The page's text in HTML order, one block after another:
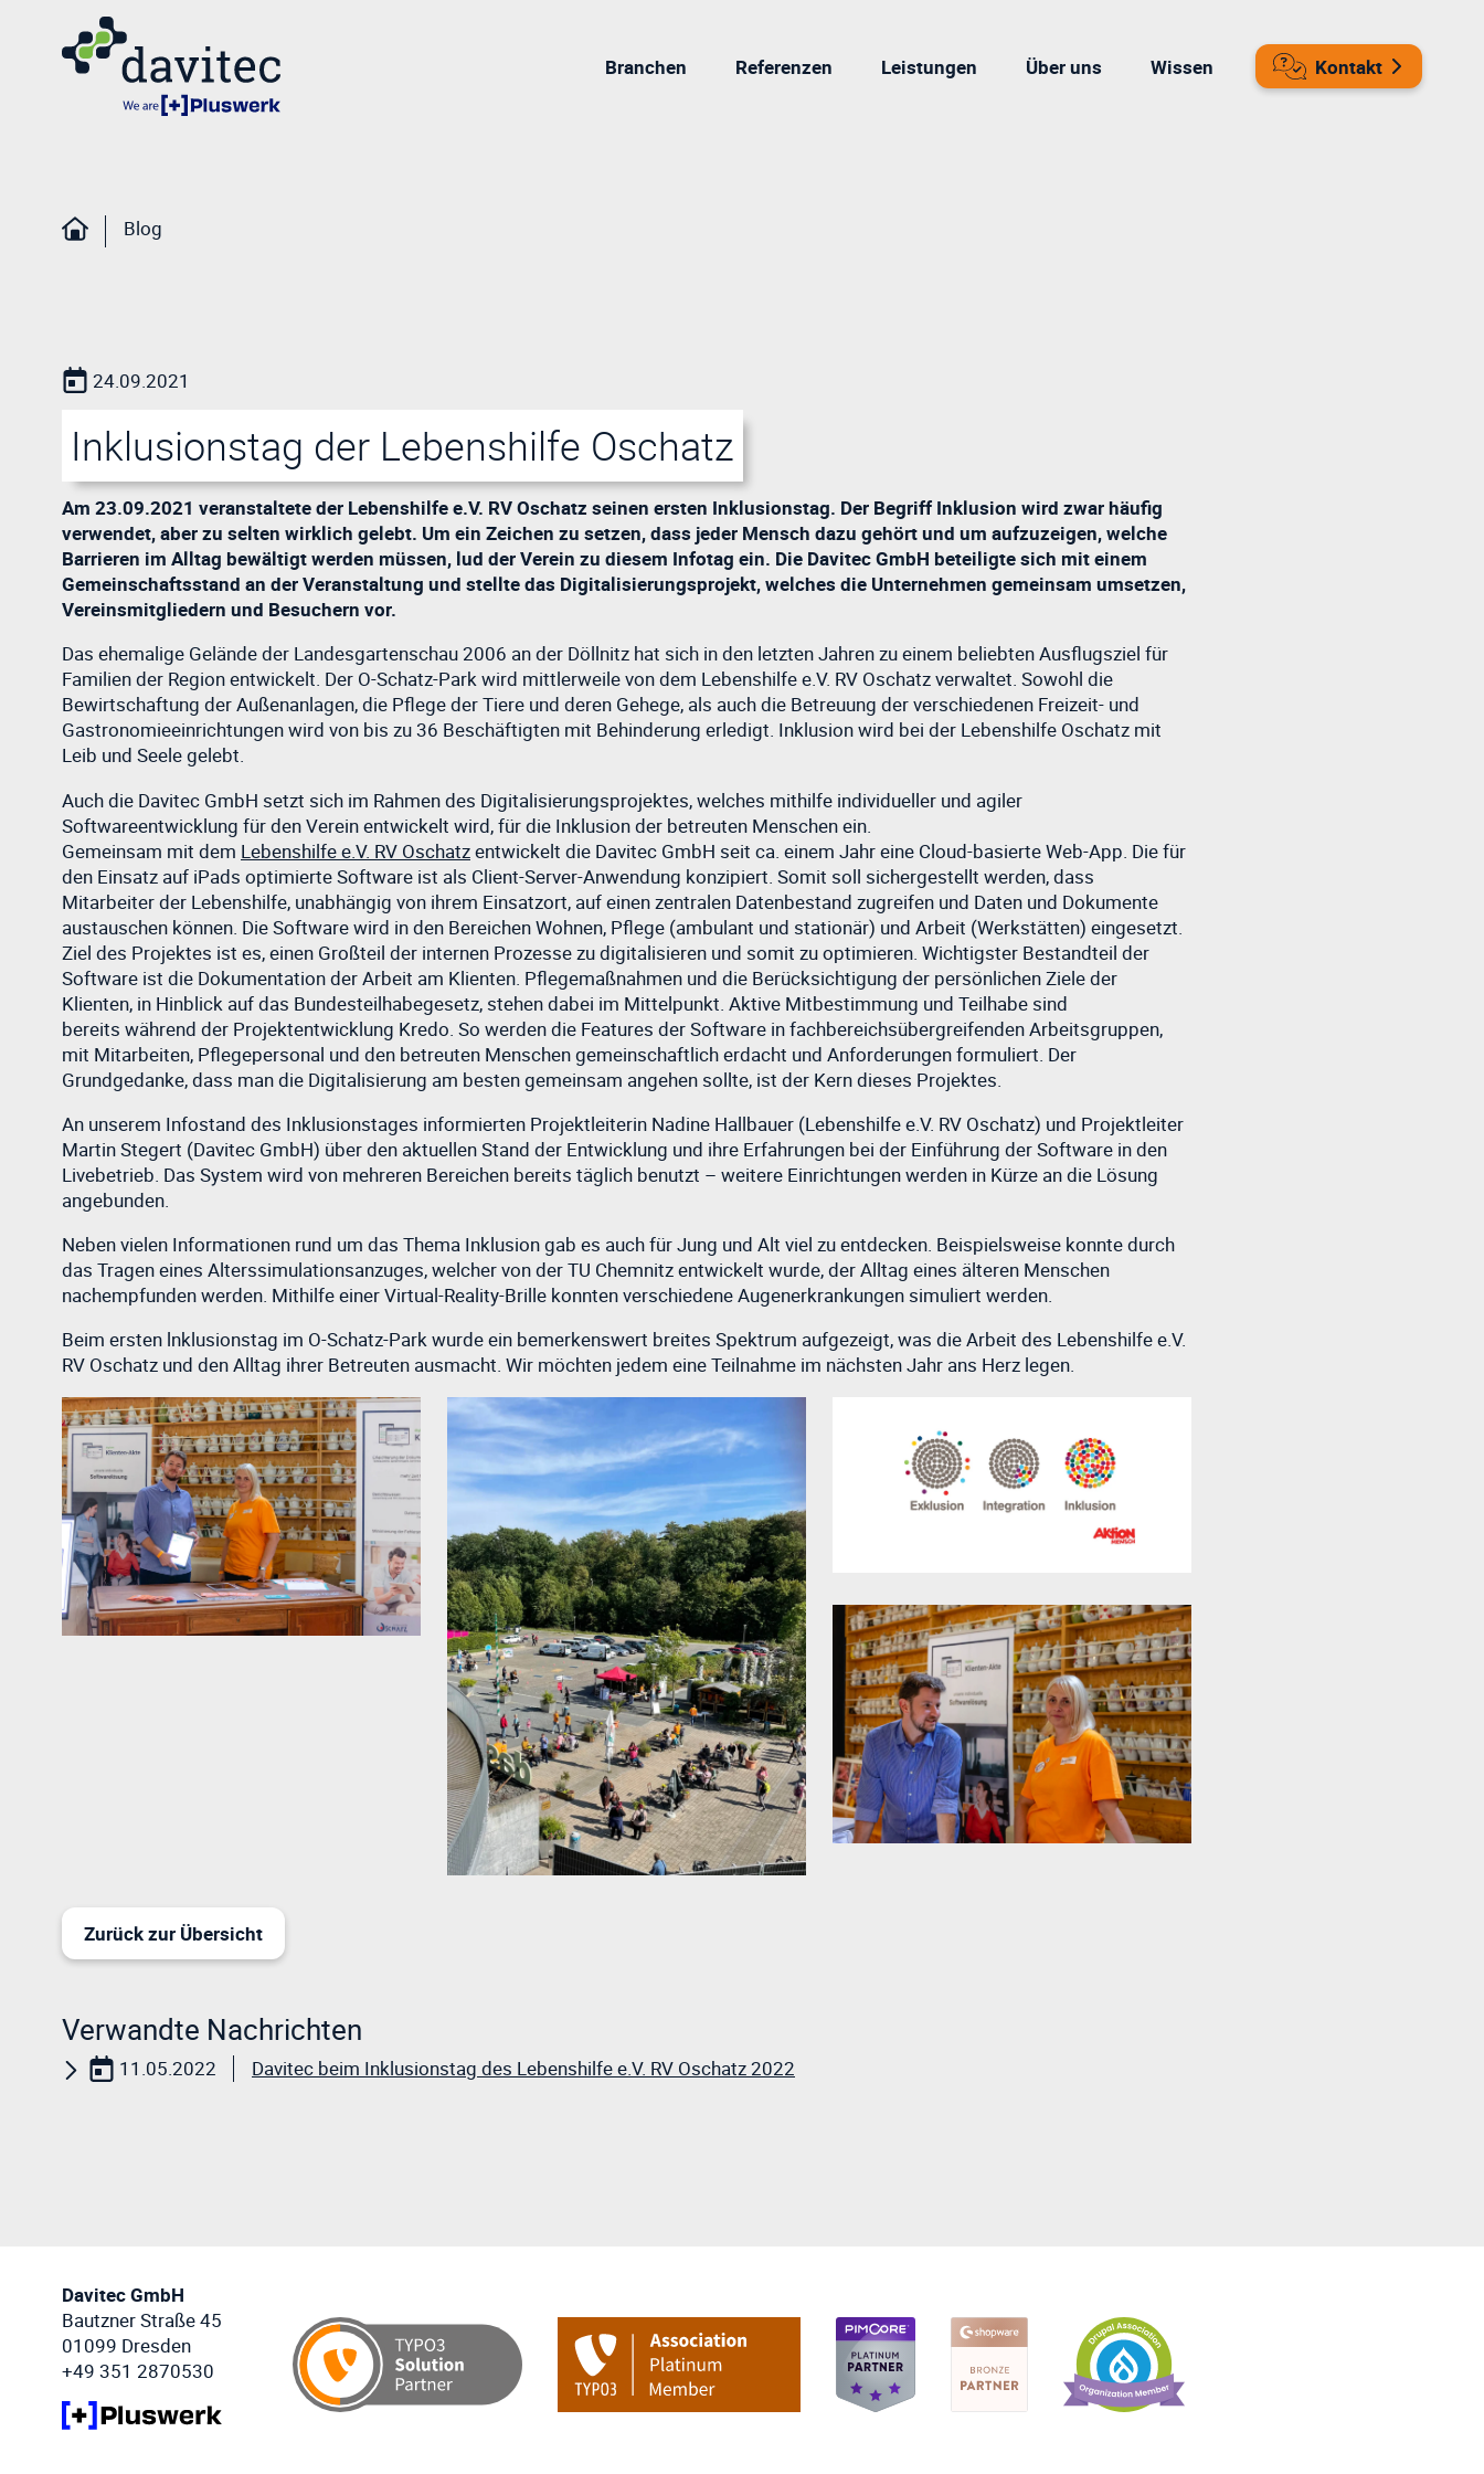
Branchen Referenzen Leistungen Über uns Wissen Kontakt
Blog
24.09.2021
Inklusionstag der Lebenshilfe Oschatz
Am 23.09.2021 veranstaltete der Lebenshilfe e.V. RV Oschatz seinen ersten Inklusionstag. Der Begriff Inklusion wird zwar häufig
verwendet, aber zu selten wirklich gelebt. Um ein Zeichen zu setzen, dass jeder Mensch dazu gehört und um aufzuzeigen, welche
Barrieren im Alltag bewältigt werden müssen, lud der Verein zu diesem Infotag ein. Die Davitec GmbH beteiligte sich mit einem
Gemeinschaftsstand an der Veranstaltung und stellte das Digitalisierungsprojekt, welches die Unternehmen gemeinsam umsetzen,
Vereinsmitgliedern und Besuchern vor.
Das ehemalige Gelände der Landesgartenschau 2006 an der Döllnitz hat sich in den letzten Jahren zu einem beliebten Ausflugsziel für
Familien der Region entwickelt. Der O-Schatz-Park wird mittlerweile von dem Lebenshilfe e.V. RV Oschatz verwaltet. Sowohl die
Bewirtschaftung der Außenanlagen, die Pflege der Tiere und deren Gehege, als auch die Betreuung der verschiedenen Freizeit- und
Gastronomieeinrichtungen wird von bis zu 36 Beschäftigten mit Behinderung erledigt. Inklusion wird bei der Lebenshilfe Oschatz mit
Leib und Seele gelebt.
Auch die Davitec GmbH setzt sich im Rahmen des Digitalisierungsprojektes, welches mithilfe individueller und agiler
Softwareentwicklung für den Verein entwickelt wird, für die Inklusion der betreuten Menschen ein.
Gemeinsam mit dem Lebenshilfe e.V. RV Oschatzentwickelt die Davitec GmbH seit ca. einem Jahr eine Cloud-basierte Web-App. Die für
den Einsatz auf iPads optimierte Software ist als Client-Server-Anwendung konzipiert. Somit soll sichergestellt werden, dass
Mitarbeiter der Lebenshilfe, unabhängig von ihrem Einsatzort, auf einen zentralen Datenbestand zugreifen und Daten und Dokumente
austauschen können. Die Software wird in den Bereichen Wohnen, Pflege (ambulant und stationär) und Arbeit (Werkstätten) eingesetzt.
Ziel des Projektes ist es, einen Großteil der internen Prozesse zu digitalisieren und somit zu optimieren. Wichtigster Bestandteil der
Software ist die Dokumentation der Arbeit am Klienten. Pflegemaßnahmen und die Berücksichtigung der persönlichen Ziele der
Klienten, in Hinblick auf das Bundesteilhabegesetz, stehen dabei im Mittelpunkt. Aktive Mitbestimmung und Teilhabe sind
bereits während der Projektentwicklung Kredo. So werden die Features der Software in fachbereichsübergreifenden Arbeitsgruppen,
mit Mitarbeiten, Pflegepersonal und den betreuten Menschen gemeinschaftlich erdacht und Anforderungen formuliert. Der
Grundgedanke, dass man die Digitalisierung am besten gemeinsam angehen sollte, ist der Kern dieses Projektes.
An unserem Infostand des Inklusionstages informierten Projektleiterin Nadine Hallbauer (Lebenshilfe e.V. RV Oschatz) und Projektleiter
Martin Stegert (Davitec GmbH) über den aktuellen Stand der Entwicklung und ihre Erfahrungen bei der Einführung der Software in den
Livebetrieb. Das System wird von mehreren Bereichen bereits täglich benutzt – weitere Einrichtungen werden in Kürze an die Lösung
angebunden.
Neben vielen Informationen rund um das Thema Inklusion gab es auch für Jung und Alt viel zu entdecken. Beispielsweise konnte durch
das Tragen eines Alterssimulationsanzuges, welcher von der TU Chemnitz entwickelt wurde, der Alltag eines älteren Menschen
nachempfunden werden. Mithilfe einer Virtual-Reality-Brille konnten verschiedene Augenerkrankungen simuliert werden.
Beim ersten lnklusionstag im O-Schatz-Park wurde ein bemerkenswert breites Spektrum aufgezeigt, was die Arbeit des Lebenshilfe e.V.
RV Oschatz und den Alltag ihrer Betreuten ausmacht. Wir möchten jedem eine Teilnahme im nächsten Jahr ans Herz legen.
Zurück zur Übersicht
Verwandte Nachrichten
11.05.2022 Davitec beim Inklusionstag des Lebenshilfe e.V. RV Oschatz 2022
Davitec GmbH
Bautzner Straße 45
01099 Dresden
+49 351 2870530